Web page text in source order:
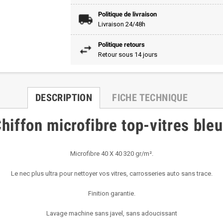
Politique de livraison
Livraison 24/48h
Politique retours
Retour sous 14 jours
DESCRIPTION FICHE TECHNIQUE
microfibre top-vitres
Microfibre 40 X 40 320 gr/m².
Le nec plus ultra pour nettoyer vos vitres, carrosseries auto sans trace.
Finition garantie.
Lavage machine sans javel, sans adoucissant